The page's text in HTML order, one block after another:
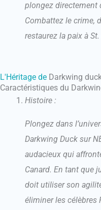
plongez directement
Combattez le crime,
restaurez la paix à
L'Héritage de Darkwing
Caractéristiques du
Histoire :
Plongez dans
Darkwing Duck sur
audacieux qui
Canard. En tant que
doit utiliser son
éliminer les célèbres